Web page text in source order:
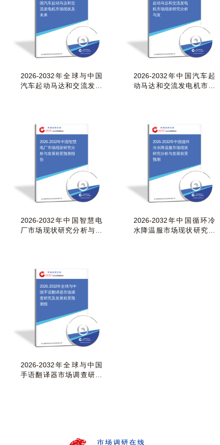
国汽车起动马达和交
流发电机市场现状及
未来
2026-2032年全球与中国
汽车起动马达和交流发电
起动马达和交流发电
机市场现状研究分析
与发
2026-2032年中国汽车起
动马达和交流发电机市场
2026-2032年中国智慧
电厂市场现状研究分
析与发展前景预测报
告
2026-2032年中国智慧电
厂市场现状研究分析与发
2026-2032年中国循环
冷水降温服市场现状
研究分析与发展前景
预测
2026-2032年中国循环冷
水降温服市场现状研究分
2026-2032年全球与中
国手语翻译器市场调
查研究及发展前景预
测报
2026-2032年全球与中国
手语翻译器市场调查研究